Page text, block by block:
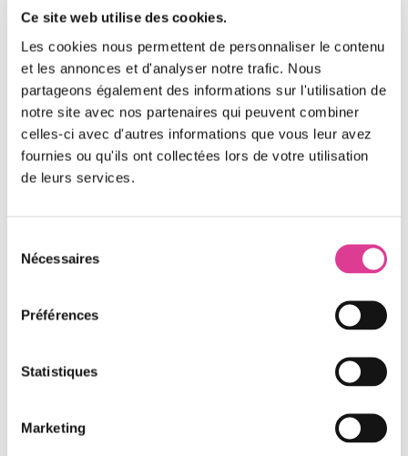
Ce site web utilise des cookies.
Les cookies nous permettent de personnaliser le contenu
et les annonces et d'analyser notre trafic. Nous
partageons également des informations sur l'utilisation de
notre site avec nos partenaires qui peuvent combiner
celles-ci avec d'autres informations que vous leur avez
fournies ou qu'ils ont collectées lors de votre utilisation
de leurs services.
Nécessaires
Préférences
Statistiques
Marketing
L’extrait vidéo présenté est apparu dans un sujet du
journal du midi sur France 3. Le reportage est axé sur
la filière de recyclage des bouteilles en plastique. Téo
Lucchini, chargé de développement chez les Joyeux
Recycleurs, explique le déroulement du recyclage de
ce flux de déchets, de la collecte au traitement final.